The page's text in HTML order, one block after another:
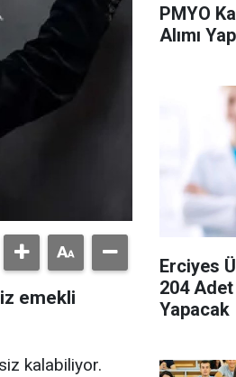
emekli
kalabiliyor.
PMYO
Alımı
Erciyes
204 Adet
Yapacak